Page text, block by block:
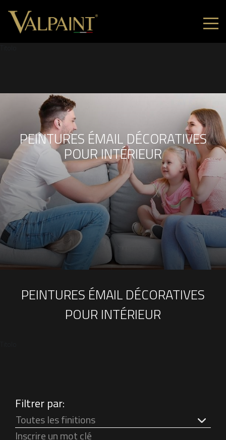
PEINTURES ÉMAIL DÉCORATIVES
POUR INTÉRIEUR
PEINTURES ÉMAIL DÉCORATIVES
POUR INTÉRIEUR
Filtrer par:
Toutes les finitions